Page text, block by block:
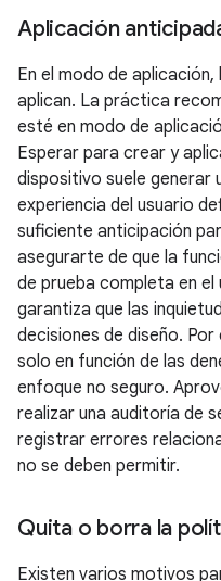
Aplicación
En el modo de
aplican. La práctica
esté en modo de
Esperar para crear y
dispositivo suele generar
experiencia del usuario
suficiente anticipación
asegurarte de que la
de prueba completa en
garantiza que las
decisiones de diseño.
solo en función de las
enfoque no seguro.
realizar una auditoría de
registrar errores
no se deben permitir.
Quita o borra la
Existen varios motivos